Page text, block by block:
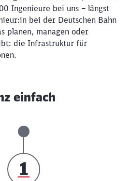
Ingenieure bei uns – längst
bei der Deutschen Bahn
planen, managen oder
die Infrastruktur für
einfach